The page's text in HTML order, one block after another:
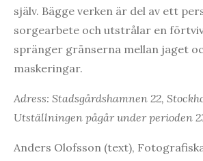
själv. Bägge verken är del av ett
sorgearbete och utstrålar en
spränger gränserna mellan jaget
maskeringar.
Adress: Stadsgårdshamnen 22,
Utställningen pågår under perioden
Anders Olofsson (text),